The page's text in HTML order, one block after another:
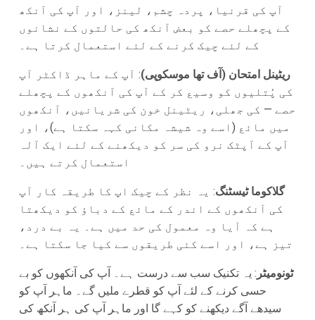
آپ کی قرنیا، پردہ چشم، لینز، اور آپ کی آنکھ
کے پچھلے حصے کو بعض آنکھ کی حالتوں کے نشانوں
کے لئے چیک کرنے کے لئے استعمال کرتا ہے۔
ریٹینل امتحان (آف تھا موسکوپی): آپ کے ماہر ڈاکٹر آپ
کی پُتلیوں کو وسیع کر کے آپ کی آنکھوں کے پچھلے
حصے — کی جھلی، ریٹینل خون کی شریانیں، آنکھوں
میں مائع (اسے وہ شیشہ مکانی کہہ سکتا ہے)، اور
آپ کے آپٹک نرو کی سر کو دیکھنے کے لئے ایک آلہ
استعمال کرتے ہیں۔
گلاکوما ٹیسٹنگ: یہ نظر کے چیک اپ کا طریقہ کار آپ
کی آنکھوں کے اندر کے مائع کے دباؤ کو دیکھتا
ہے کہ آیا وہ معمول کی حد میں ہے۔ یہ بے درد،
تیز ہے، اور اسے کئی طریقوں سے کیا جا سکتا ہے۔
ٹونومیٹر : یہ تکنیک سب سے درست ہے۔ آپ کی آنکھوں کو بے
حسی کرنے کے لئے آپ کو قطرے ملیں گے۔ ماہر آپ کو
سیدھے آگے دیکھنے کو کہے گا اور ماہر آپ کی ہر آنکھ کی